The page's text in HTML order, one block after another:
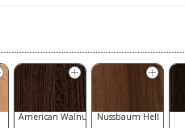
American Walnut Nussbaum Hell